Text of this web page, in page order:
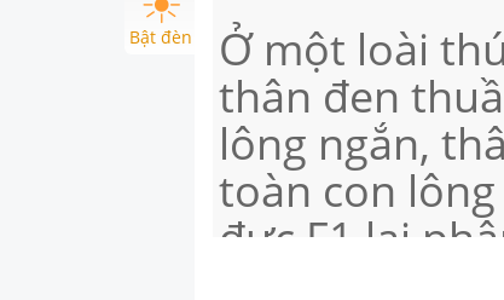
Bật đèn Ở một loài
thân đen
lông ngắn,
toàn con
đực F1 lai